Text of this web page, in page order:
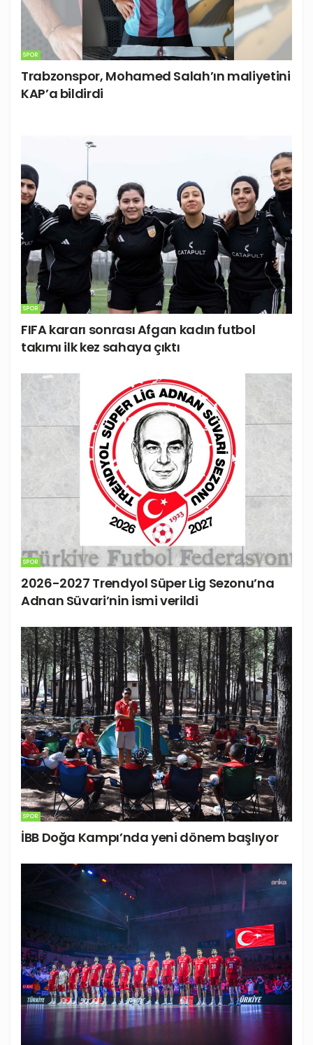
SPOR
Trabzonspor, Mohamed Salah’ın maliyetini
KAP’a bildirdi
SPOR
FIFA kararı sonrası Afgan kadın futbol
takımı ilk kez sahaya çıktı
SPOR
2026-2027 Trendyol Süper Lig Sezonu’na
Adnan Süvari’nin ismi verildi
SPOR
İBB Doğa Kampı’nda yeni dönem başlıyor